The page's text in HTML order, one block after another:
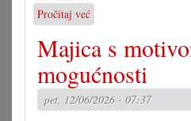
Pročitaj već
Igrokaz
»Soboslikar«
u
Koljnofu
Majica s
mogućnosti
pet, 12/06/2026 - 07:37